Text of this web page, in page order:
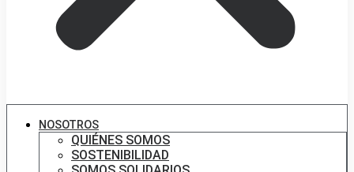
NOSOTROS
QUIÉNES SOMOS
SOSTENIBILIDAD